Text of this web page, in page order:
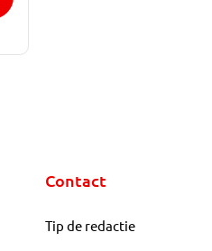
Contact
Tip de redactie